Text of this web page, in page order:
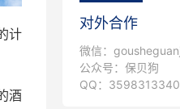
计
酒
对外合作
微信：
公众号：保贝狗
QQ：3598313340